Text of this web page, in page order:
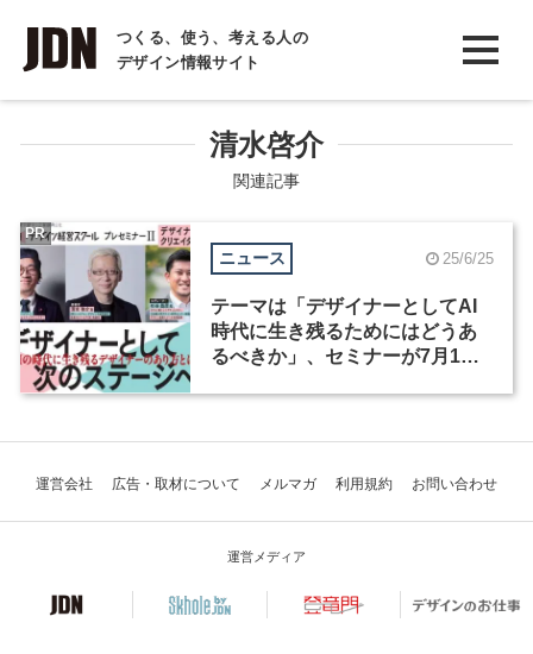
つくる、使う、考える人の
デザイン情報サイト
INTERVIEW
インタビュー
COLUMN
コラム
清水啓介
関連記事
ニュース 25/6/25
テーマは「デザイナーとしてAI
時代に生き残るためにはどうあ
るべきか」、セミナーが7月1日
PR
運営会社 広告・取材について メルマガ 利用規約 お問い合わせ
運営メディア